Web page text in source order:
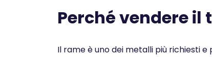
Perché vendere
Il rame è uno dei metalli più richiesti